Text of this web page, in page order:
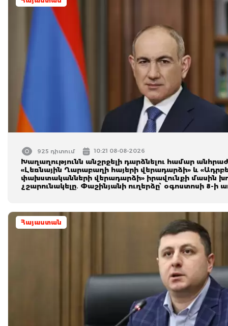
925 դիտում 10:21 08-08-2026
Խաղաղությունն անշրջելի դարձնելու համար
«Լեռնային Ղարաբաղի հայերի վերադարձի» և
փախuտականների վերադարձի» իրավունքի մասին
չշարունակելը․ Փաշինյանի ուղերձը՝ օգոստոսի 8-ի
Հայաստան